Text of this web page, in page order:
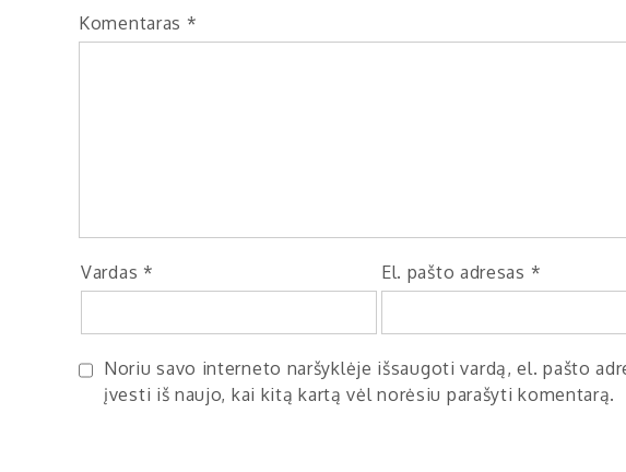
Komentaras *
Vardas * El. pašto adresas *
Noriu savo interneto naršyklėje išsaugoti vardą, el. pašto
įvesti iš naujo, kai kitą kartą vėl norėsiu parašyti komentarą.